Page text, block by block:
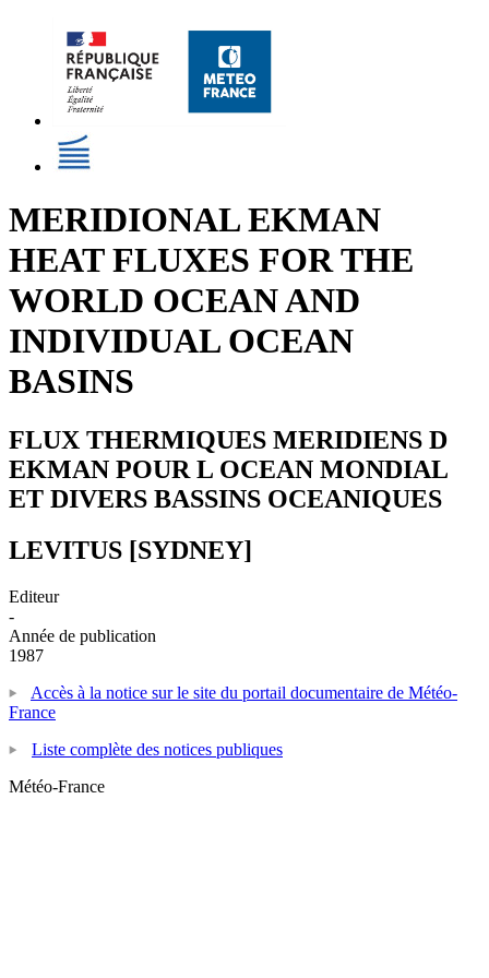
MERIDIONAL EKMAN
HEAT FLUXES FOR THE
WORLD OCEAN AND
INDIVIDUAL OCEAN
BASINS
FLUX THERMIQUES MERIDIENS D
EKMAN POUR L OCEAN MONDIAL
ET DIVERS BASSINS OCEANIQUES
LEVITUS [SYDNEY]
Editeur
-
Année de publication
1987
Accès à la notice sur le site du portail documentaire de Météo-
France
Liste complète des notices publiques
Météo-France